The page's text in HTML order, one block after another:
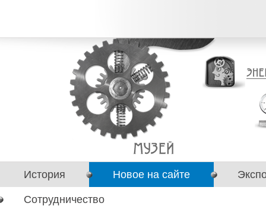
История Новое на сайте
Сотрудничество